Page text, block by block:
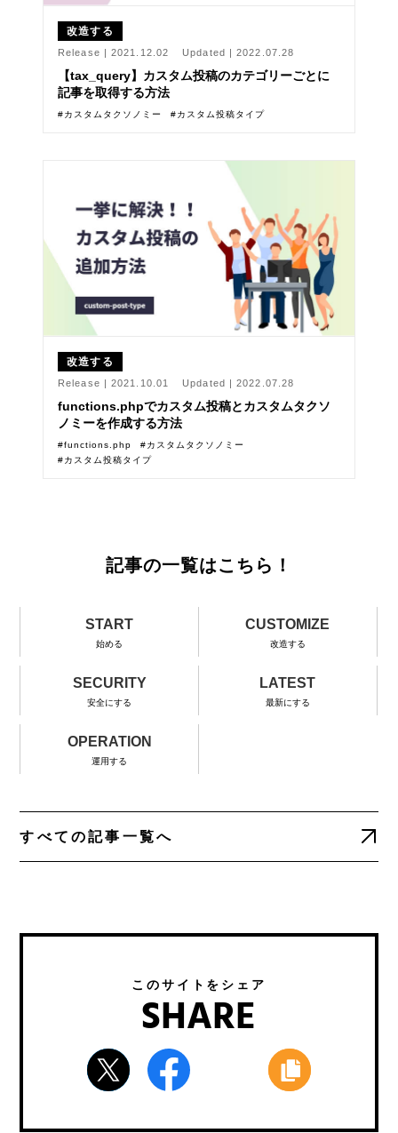
改造する
Release | 2021.12.02 Updated |2022.07.28
【tax_query】カスタム投稿のカテゴリーごとに
記事を取得する方法
カスタムタクソノミー カスタム投稿タイプ
改造する
Release | 2021.10.01 Updated |2022.07.28
functions.phpでカスタム投稿とカスタムタクソ
ノミーを作成する方法
functions.php
カスタムタクソノミー
カスタム投稿タイプ
記事の一覧はこちら！
START
始める
CUSTOMIZE
改造する
SECURITY
安全にする
LATEST
最新にする
OPERATION
運用する
すべての記事一覧へ
このサイトをシェア
SHARE